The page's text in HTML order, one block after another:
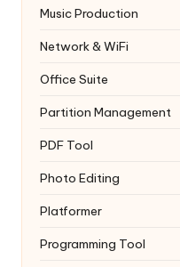
Music Production
Network & WiFi
Office Suite
Partition Management
PDF Tool
Photo Editing
Platformer
Programming Tool